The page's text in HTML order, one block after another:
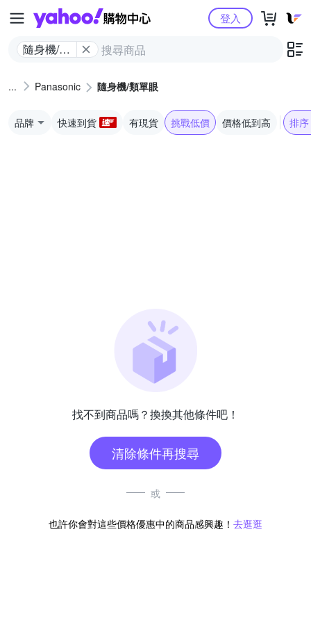
Yahoo購物中心
隨身機/類
登入
Panasonic 隨身機/類單眼
品牌 快速到貨 有現貨 挑戰低價 價格低到高 排序
找不到商品嗎？換換其他條件吧！
清除條件再搜尋
或
也許你會對這些價格優惠中的商品感興趣！ 去逛逛